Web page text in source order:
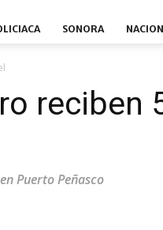
SONORA
reciben
Puerto Peñasco